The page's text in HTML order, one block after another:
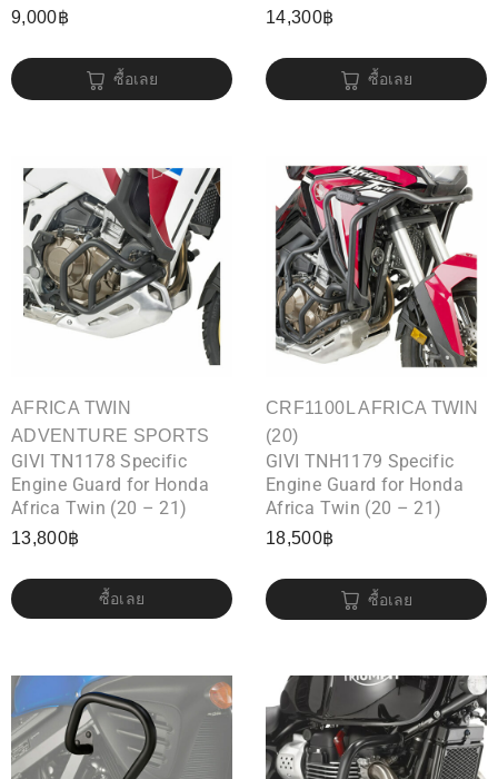
9,000฿
ซื้อเลย
14,300฿
ซื้อเลย
AFRICA TWIN
ADVENTURE SPORTS
GIVI TN1178 Specific
Engine Guard for Honda
Africa Twin (20 – 21)
13,800฿
ซื้อเลย
CRF1100L AFRICA TWIN
(20)
GIVI TNH1179 Specific
Engine Guard for Honda
Africa Twin (20 – 21)
18,500฿
ซื้อเลย